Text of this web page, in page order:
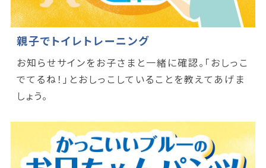
親子でトイレトレーニング
お知らせサインをお子さまと一緒に確認。「おしっこ
でてるね！」とおしっこしていることを教えてあげま
しょう。